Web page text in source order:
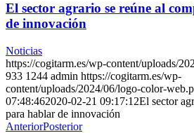
El sector agrario se reúne al
de innovación
Noticias
https://cogitarm.es/wp-content/uploads/
933 1244 admin https://cogitarm.es/wp-
content/uploads/2024/06/logo-color-
07:48:462020-02-21 09:17:12El sector
para hablar de innovación
AnteriorPosterior